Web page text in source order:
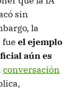
sin
la
fue el ejemplo
aún es
conversación